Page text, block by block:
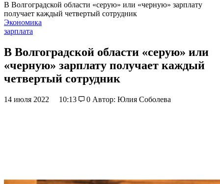
В Волгоградской области «серую» или «черную» зарплату
получает каждый четвертый сотрудник
Экономика
зарплата
В Волгоградской области «серую» или
«черную» зарплату получает каждый
четвертый сотрудник
14 июля 2022 10:13 0 Автор: Юлия Соболева